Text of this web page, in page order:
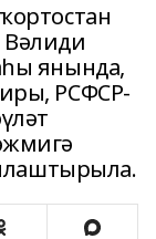
янында,
РСФСР-